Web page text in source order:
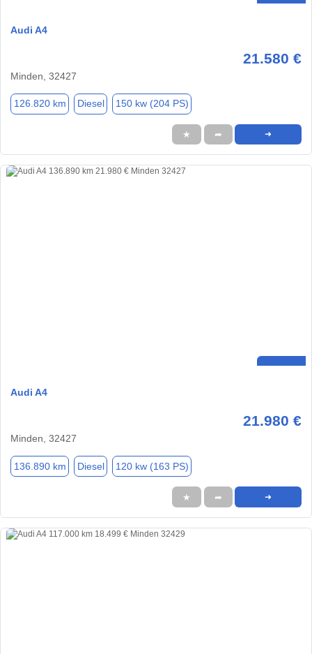
Audi A4
21.580 €
Minden, 32427
126.820 km Diesel 150 kw (204 PS)
★ ➦ ➜
Audi A4
21.980 €
Minden, 32427
136.890 km Diesel 120 kw (163 PS)
★ ➦ ➜